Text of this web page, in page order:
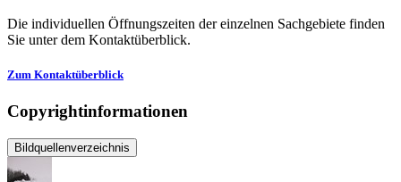
Die individuellen Öffnungszeiten der einzelnen Sachgebiete finden
Sie unter dem Kontaktüberblick.
Zum Kontaktüberblick
Copyrightinformationen
Bildquellenverzeichnis